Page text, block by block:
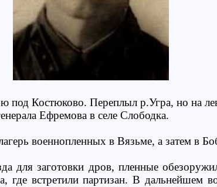
под Костюково. Переплыл р.Угра, но на
Ефремова в селе Слободка.
военнопленных в Вязьме, а затем в
для заготовки дров, пленные
где встретили партизан. В дальнейшем